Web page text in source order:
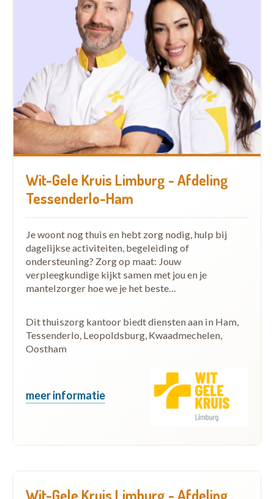
Wit-Gele Kruis Limburg - Afdeling
Tessenderlo-Ham
Je woont nog thuis en hebt zorg nodig, hulp bij
dagelijkse activiteiten, begeleiding of
ondersteuning? Zorg op maat: Jouw
verpleegkundige kijkt samen met jou en je
mantelzorger hoe we je het beste…
Dit thuiszorg kantoor biedt diensten aan in Ham,
Tessenderlo, Leopoldsburg, Kwaadmechelen,
Oostham
meer informatie